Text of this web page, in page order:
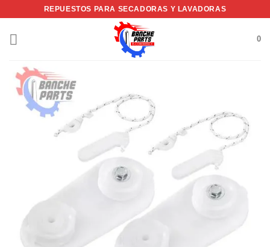
contenido
REPUESTOS PARA SECADORAS Y LAVADORAS
0